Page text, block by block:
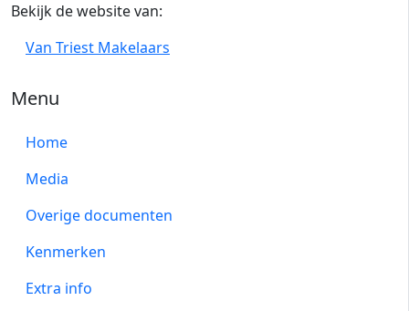
Bekijk de website van:
Van Triest Makelaars
Menu
Home
Media
Overige documenten
Kenmerken
Extra info